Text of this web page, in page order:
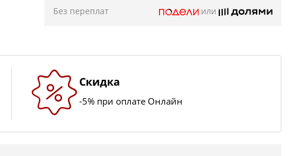
Без переплат
или
Скидка
-5% при оплате Онлайн